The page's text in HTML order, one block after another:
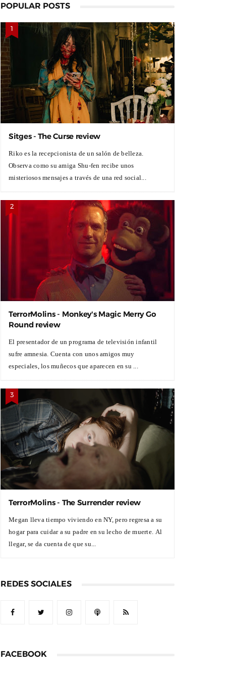
POPULAR POSTS
Sitges - The Curse review
Riko es la recepcionista de un salón de belleza.
Observa como su amiga Shu-fen recibe unos
misteriosos mensajes a través de una red social...
TerrorMolins - Monkey's Magic Merry Go
Round review
El presentador de un programa de televisión infantil
sufre amnesia. Cuenta con unos amigos muy
especiales, los muñecos que aparecen en su ...
TerrorMolins - The Surrender review
Megan lleva tiempo viviendo en NY, pero regresa a su
hogar para cuidar a su padre en su lecho de muerte. Al
llegar, se da cuenta de que su...
REDES SOCIALES
FACEBOOK